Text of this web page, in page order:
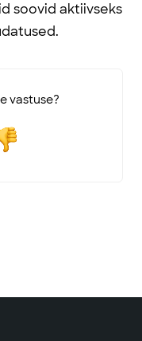
soovid aktiivseks
vastuse?